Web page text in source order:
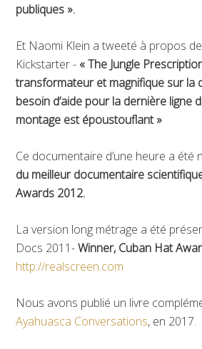
publiques ».
Et Naomi Klein a tweeté à propos
Kickstarter - « The Jungle
transformateur et magnifique sur la
besoin d’aide pour la dernière ligne
montage est époustouflant »
Ce documentaire d’une heure a été
du meilleur documentaire
Awards 2012.
La version long métrage a été
Docs 2011-Winner, Cuban Hat
http://realscreen.com
Nous avons publié un livre
Ayahuasca Conversations, en 2017.